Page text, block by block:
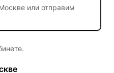
или отправим